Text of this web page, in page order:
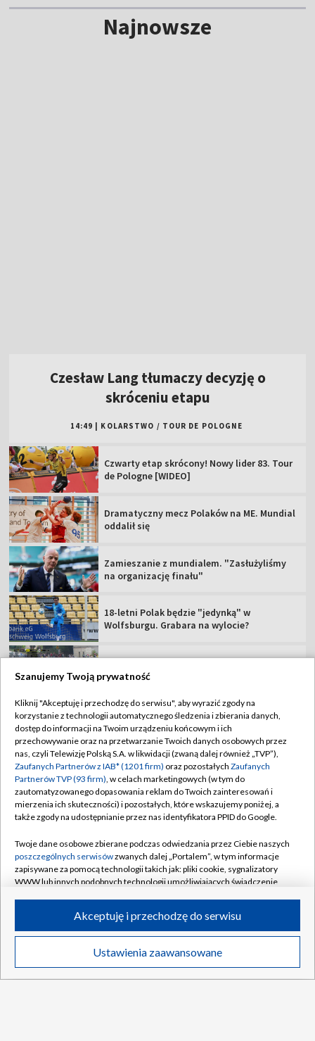
Transmisje Wideo
Najnowsze
Dramatyczny mecz Polaków na ME. Mundial
oddalił się
Zamieszanie z mundialem. "Zasłużyliśmy
18-letni Polak będzie "jedynką" w
Niezbędnik 3. kolejki PKO BP Ekstraklasy.
DO GÓRY
Sklep TVP
Biuro Reklamy
Oferta Handlowa
Telegazeta ogłoszenia
Emisja w TVP
Ogłoszenia przetargowe
Akademia Telewizyjna
Centrum informacji TVP
System NOS
Polityka prywatności
Moje zgody
Biuro reklamy
Kontakt
©2026 Telewizja Polska Spółka Akcyjna w likwidacji
Szanujemy Twoją prywatność
Kliknij "Akceptuję i przechodzę do serwisu", aby wyrazić zgody na
korzystanie z technologii automatycznego śledzenia i zbierania danych,
dostęp do informacji na Twoim urządzeniu końcowym i ich
przechowywanie oraz na przetwarzanie Twoich danych osobowych przez
nas, czyli Telewizję Polską S.A. w likwidacji (zwaną dalej również „TVP”),
Zaufanych Partnerów z IAB* (1201 firm) oraz pozostałych Zaufanych
Partnerów TVP (93 firm), w celach marketingowych (w tym do
zautomatyzowanego dopasowania reklam do Twoich zainteresowań i
mierzenia ich skuteczności) i pozostałych, które wskazujemy poniżej, a
także zgody na udostępnianie przez nas identyfikatora PPID do Google.
Twoje dane osobowe zbierane podczas odwiedzania przez Ciebie naszych
poszczególnych serwisówzwanych dalej „Portalem”, w tym informacje
zapisywane za pomocą technologii takich jak: pliki cookie, sygnalizatory
WWW lub innych podobnych technologii umożliwiających świadczenie
ruchu w Internecie.
Twoje dane osobowe zbierane podczas odwiedzania przez Ciebie
poszczególnych serwisówna Portalu, takie jak adresy IP, identyfikatory
Ustawienia zaawansowane
Akceptuję i przechodzę do serwisu